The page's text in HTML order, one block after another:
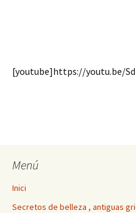
[youtube]https://youtu.be/
Menú
Inici
Secretos de belleza , antiguas